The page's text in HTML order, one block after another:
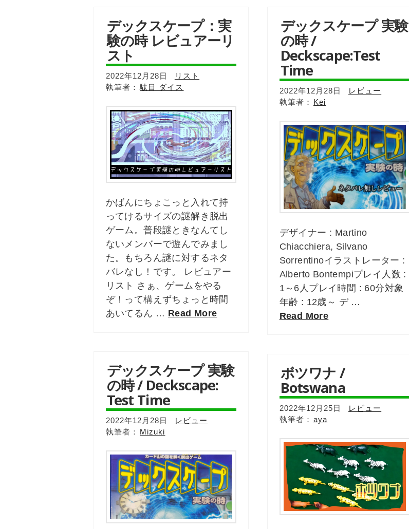
デックスケープ：実
験の時 レビュアーリ
スト
2022年12月28日
リスト
駄目 ダイス
かばんにちょこっと入れて持
ってけるサイズの謎解き脱出
ゲーム。普段謎ときなんてし
ないメンバーで遊んでみまし
た。もちろん謎に対するネタ
バレなし！です。 レビュアー
リスト さぁ、ゲームをやる
ぞ！って構えずちょっと時間
あいてるん … Read More
デックスケープ 実験
の時 /
Deckscape:Test
Time
2022年12月28日
レビュー
Kei
デザイナー : Martino
Chiacchiera, Silvano
Sorrentinoイラストレーター :
Alberto Bontempiプレイ人数 :
1～6人プレイ時間 : 60分対象
年齢 : 12歳～ デ …
Read More
デックスケープ 実験
の時 / Deckscape:
Test Time
2022年12月28日
レビュー
Mizuki
ボツワナ /
Botswana
2022年12月25日
レビュー
aya